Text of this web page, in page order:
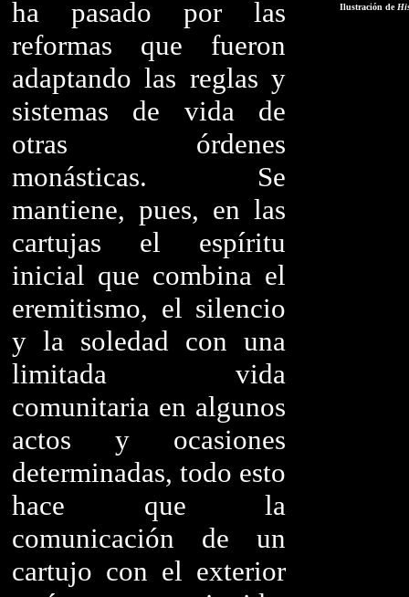
ha pasado por las
reformas que fueron
adaptando las reglas y
sistemas de vida de
otras órdenes
monásticas. Se
mantiene, pues, en las
cartujas el espíritu
inicial que combina el
eremitismo, el silencio
y la soledad con una
limitada vida
comunitaria en algunos
actos y ocasiones
determinadas, todo esto
hace que la
comunicación de un
cartujo con el exterior
Ilustración de